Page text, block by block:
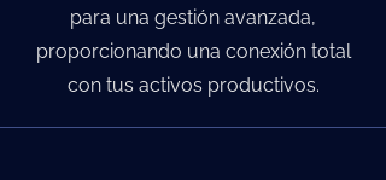
para una gestión avanzada,
proporcionando una conexión total
con tus activos productivos.